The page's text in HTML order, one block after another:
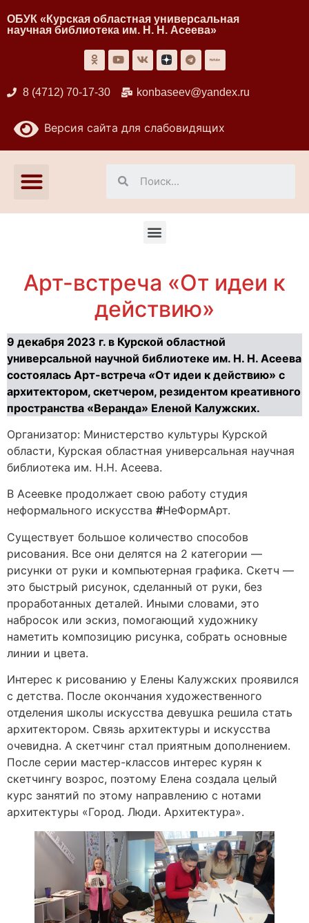
ОБУК «Курская областная универсальная
научная библиотека им. Н. Н. Асеева»
8 (4712) 70-17-30 konbaseev@yandex.ru
Версия сайта для слабовидящих
Арт-встреча «От идеи к
действию»
9 декабря 2023 г. в Курской областной
универсальной научной библиотеке им. Н. Н. Асеева
состоялась Арт-встреча «От идеи к действию» с
архитектором, скетчером, резидентом креативного
пространства «Веранда» Еленой Калужских.
Организатор: Министерство культуры Курской
области, Курская областная универсальная научная
библиотека им. Н.Н. Асеева.
В Асеевке продолжает свою работу студия
неформального искусства #НеФормАрт.
Существует большое количество способов
рисования. Все они делятся на 2 категории —
рисунки от руки и компьютерная графика. Скетч —
это быстрый рисунок, сделанный от руки, без
проработанных деталей. Иными словами, это
набросок или эскиз, помогающий художнику
наметить композицию рисунка, собрать основные
линии и цвета.
Интерес к рисованию у Елены Калужских проявился
с детства. После окончания художественного
отделения школы искусства девушка решила стать
архитектором. Связь архитектуры и искусства
очевидна. А скетчинг стал приятным дополнением.
После серии мастер-классов интерес курян к
скетчингу возрос, поэтому Елена создала целый
курс занятий по этому направлению с нотами
архитектуры «Город. Люди. Архитектура».